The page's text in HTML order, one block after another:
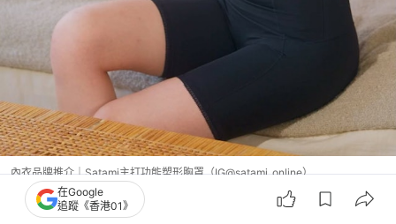
內衣品牌推介｜Satami主打功能塑形胸罩（IG@satami_online）
內衣品牌推介2026｜7. MIROBra
在Google
追蹤《香港01》